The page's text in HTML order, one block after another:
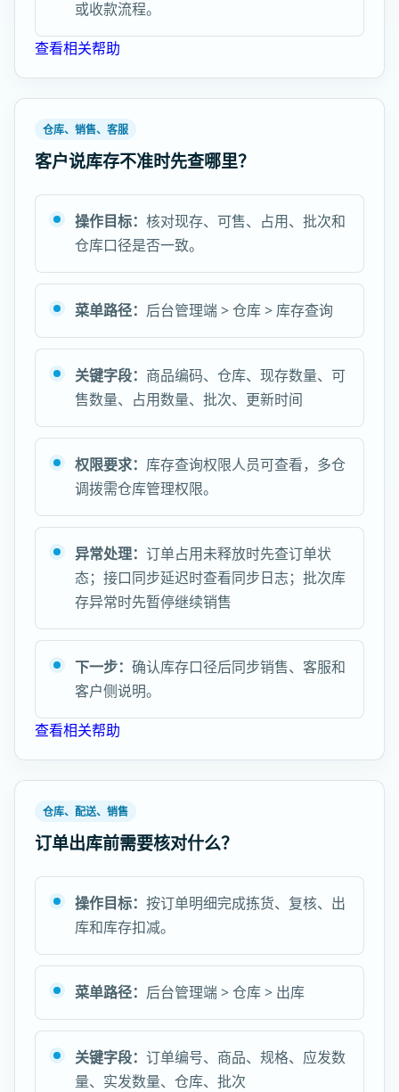
或收款流程。
查看相关帮助
仓库、销售、客服
客户说库存不准时先查哪里？
操作目标： 核对现存、可售、占用、批次和
仓库口径是否一致。
菜单路径： 后台管理端 > 仓库 > 库存查询
关键字段： 商品编码、仓库、现存数量、可
售数量、占用数量、批次、更新时间
权限要求： 库存查询权限人员可查看，多仓
调拨需仓库管理权限。
异常处理： 订单占用未释放时先查订单状
态；接口同步延迟时查看同步日志；批次库
存异常时先暂停继续销售
下一步： 确认库存口径后同步销售、客服和
客户侧说明。
查看相关帮助
仓库、配送、销售
订单出库前需要核对什么？
操作目标： 按订单明细完成拣货、复核、出
库和库存扣减。
菜单路径： 后台管理端 > 仓库 > 出库
关键字段： 订单编号、商品、规格、应发数
量、实发数量、仓库、批次